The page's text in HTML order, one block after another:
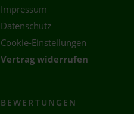
Impressum
Datenschutz
Cookie-Einstellungen
Vertrag widerrufen
BEWERTUNGEN